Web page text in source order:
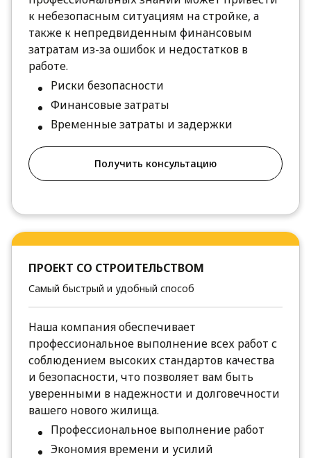
к небезопасным ситуациям на стройке, а
также к непредвиденным финансовым
затратам из-за ошибок и недостатков в
работе.
Риски безопасности
Финансовые затраты
Временные затраты и задержки
Получить консультацию
ПРОЕКТ СО СТРОИТЕЛЬСТВОМ
Самый быстрый и удобный способ
Наша компания обеспечивает
профессиональное выполнение всех работ с
соблюдением высоких стандартов качества
и безопасности, что позволяет вам быть
уверенными в надежности и долговечности
вашего нового жилища.
Профессиональное выполнение работ
Экономия времени и усилий